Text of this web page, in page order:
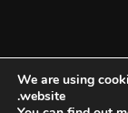
We are using
website.